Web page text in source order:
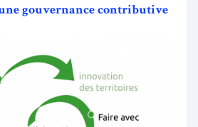
gouvernance contributive